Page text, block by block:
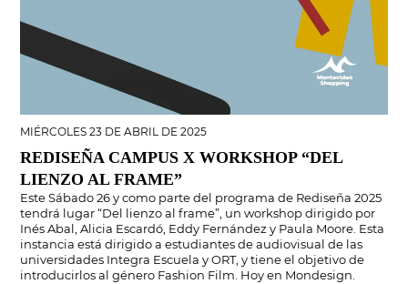
MIÉRCOLES 23 DE ABRIL DE 2025
REDISEÑA CAMPUS X WORKSHOP “DEL
LIENZO AL FRAME”
Este Sábado 26 y como parte del programa de Rediseña 2025
tendrá lugar “Del lienzo al frame”, un workshop dirigido por
Inés Abal, Alicia Escardó, Eddy Fernández y Paula Moore. Esta
instancia está dirigido a estudiantes de audiovisual de las
universidades Integra Escuela y ORT, y tiene el objetivo de
introducirlos al género Fashion Film. Hoy en Mondesign.